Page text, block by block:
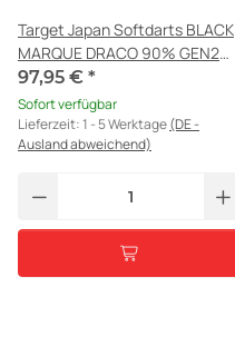
Target Japan Softdarts BLACK
MARQUE DRACO 90% GEN2
20g
97,95 € *
Sofort verfügbar
Lieferzeit:1 - 5 Werktage(DE -
Ausland abweichend)